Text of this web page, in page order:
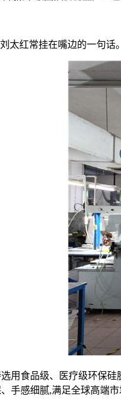
太红常挂在嘴边的一句话
用食品级、医疗级环保
手感细腻,满足全球高端市